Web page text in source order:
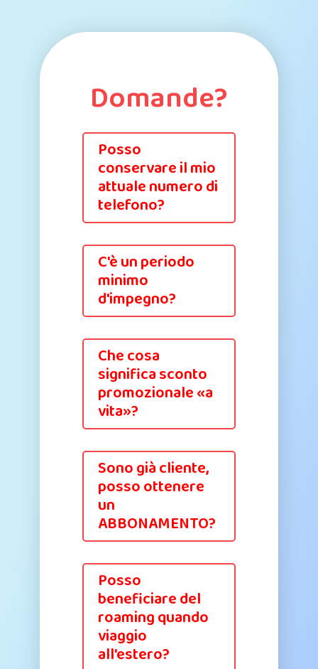
Domande?
Posso
conservare il mio
attuale numero di
telefono?
C'è un periodo
minimo
d'impegno?
Che cosa
significa sconto
promozionale «a
vita»?
Sono già cliente,
posso ottenere
un
ABBONAMENTO?
Posso
beneficiare del
roaming quando
viaggio
all'estero?